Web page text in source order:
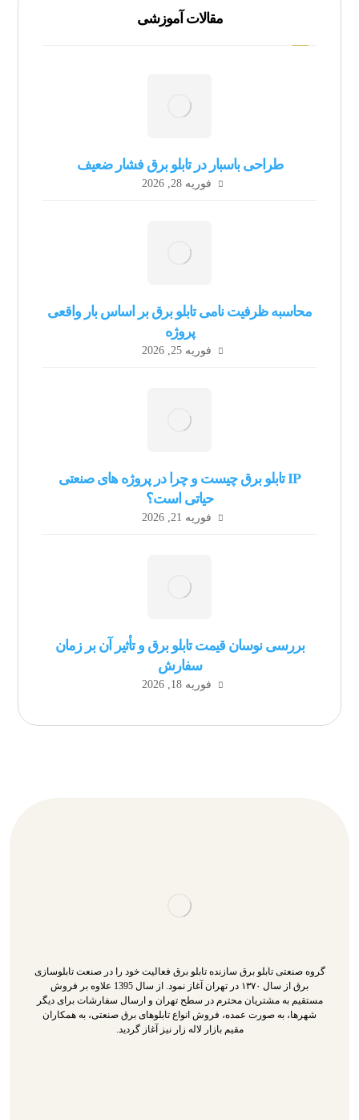
مقالات آموزشی
طراحی باسبار در تابلو برق فشار ضعیف
فوریه 28, 2026
محاسبه ظرفیت نامی تابلو برق بر اساس بار واقعی
پروژه
فوریه 25, 2026
IP تابلو برق چیست و چرا در پروژه های صنعتی
حیاتی است؟
فوریه 21, 2026
بررسی نوسان قیمت تابلو برق و تأثیر آن بر زمان
سفارش
فوریه 18, 2026
گروه صنعتی تابلو برق سازنده تابلو برق فعالیت خود را در صنعت تابلوسازی
برق از سال ۱۳۷۰ در تهران آغاز نمود. از سال 1395 علاوه بر فروش
مستقیم به مشتریان محترم در سطح تهران و ارسال سفارشات برای دیگر
شهرها، به صورت عمده، فروش انواع تابلوهای برق صنعتی، به همکاران
مقیم بازار لاله زار نیز آغاز گردید.